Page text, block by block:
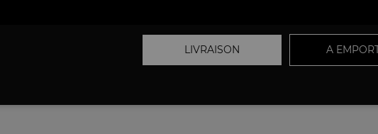
LIVRAISON A